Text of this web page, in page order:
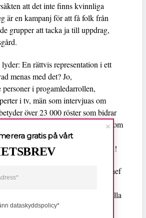
att det inte finns kvinnliga
är en kampanj för att få folk från
grupper att tacka ja till uppdrag,
En rättvis representation i ett
menas med det? Jo,
i progamledarrollen,
i tv, män som intervjuas om
över 23 000 röster som bidrar
av samhället. Det som började som
något jättestort. Som påverkar vår
oss när det skevar. Vilken bragd!
Mellin, Aftonbladets samhällschef
Karin Pettersson, politisk
Widman, redaktionschef och Pernilla
samt Aftonbladet.se:s läsare.
dataskyddspolicy*
gratis på vårt